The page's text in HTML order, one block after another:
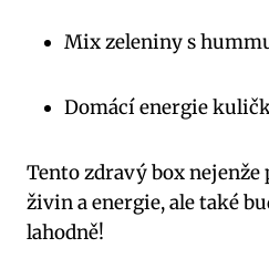
Mix zeleniny s
Domácí energie
Tento zdravý box nejenže
živin a energie, ale také
lahodně!